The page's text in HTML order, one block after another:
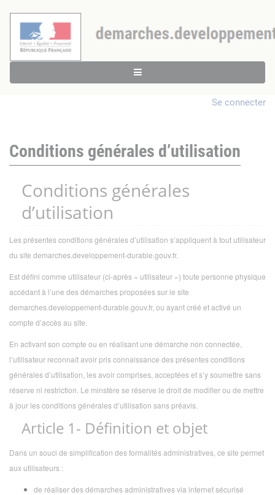
Se connecter
Conditions générales d’utilisation
Conditions générales
d’utilisation
Les présentes conditions générales d’utilisation s’appliquent à tout utilisateur
du site demarches.developpement-durable.gouv.fr.
Est défini comme utilisateur (ci-après « utilisateur ») toute personne physique
accédant à l’une des démarches proposées sur le site
demarches.developpement-durable.gouv.fr, ou ayant créé et activé un
compte d’accès au site.
En activant son compte ou en réalisant une démarche non connectée,
l’utilisateur reconnaît avoir pris connaissance des présentes conditions
générales d’utilisation, les avoir comprises, acceptées et s’y soumettre sans
réserve ni restriction. Le minstère se réserve le droit de modifier ou de mettre
à jour les conditions générales d’utilisation sans préavis.
Article 1- Définition et objet
Dans un souci de simplification des formalités administratives, ce site permet
aux utilisateurs :
de réaliser des démarches administratives via internet sécurisé